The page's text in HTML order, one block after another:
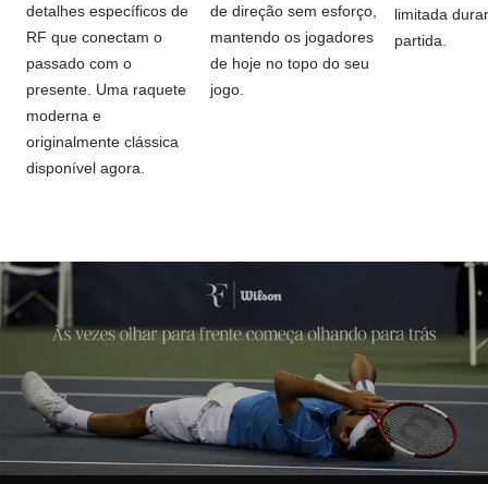
detalhes específicos de
RF que conectam o
passado com o
presente. Uma raquete
moderna e
originalmente clássica
disponível agora.
de direção sem esforço,
mantendo os jogadores
de hoje no topo do seu
jogo.
limitada
partida.